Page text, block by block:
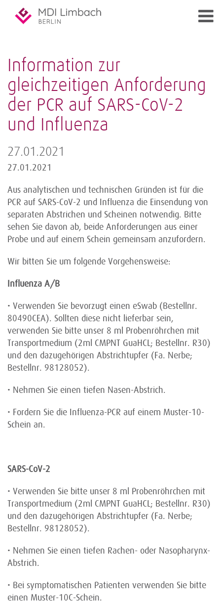
Information zur
gleichzeitigen Anforderung
der PCR auf SARS-CoV-2
und Influenza
27.01.2021
27.01.2021
Aus analytischen und technischen Gründen ist für die
PCR auf SARS-CoV-2 und Influenza die Einsendung von
separaten Abstrichen und Scheinen notwendig. Bitte
sehen Sie davon ab, beide Anforderungen aus einer
Probe und auf einem Schein gemeinsam anzufordern.
Wir bitten Sie um folgende Vorgehensweise:
Influenza A/B
• Verwenden Sie bevorzugt einen eSwab (Bestellnr.
80490CEA). Sollten diese nicht lieferbar sein,
verwenden Sie bitte unser 8 ml Probenröhrchen mit
Transportmedium (2ml CMPNT GuaHCL; Bestellnr. R30)
und den dazugehörigen Abstrichtupfer (Fa. Nerbe;
Bestellnr. 98128052).
• Nehmen Sie einen tiefen Nasen-Abstrich.
• Fordern Sie die Influenza-PCR auf einem Muster-10-
Schein an.
SARS-CoV-2
• Verwenden Sie bitte unser 8 ml Probenröhrchen mit
Transportmedium (2ml CMPNT GuaHCL; Bestellnr. R30)
und den dazugehörigen Abstrichtupfer (Fa. Nerbe;
Bestellnr. 98128052).
• Nehmen Sie einen tiefen Rachen- oder Nasopharynx-
Abstrich.
• Bei symptomatischen Patienten verwenden Sie bitte
einen Muster-10C-Schein.